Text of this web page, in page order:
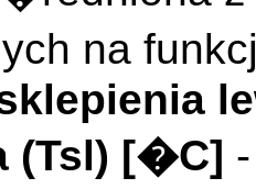
na
(Tsl) [�C]